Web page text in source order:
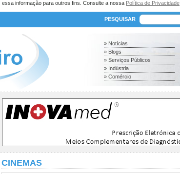
informação para outros fins. Consulte a nossa Política de Privacidade
PESQUISAR
» Notícias
» Blogs
» Serviços Públicos
» Indústria
» Comércio
CINEMAS